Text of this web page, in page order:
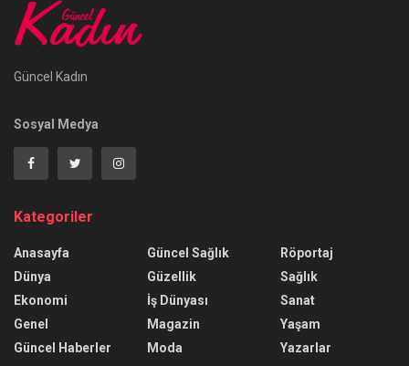
Güncel Kadın
Sosyal Medya
Kategoriler
Anasayfa
Dünya
Ekonomi
Genel
Güncel Haberler
Güncel Sağlık
Güzellik
İş Dünyası
Magazin
Moda
Röportaj
Sağlık
Sanat
Yaşam
Yazarlar